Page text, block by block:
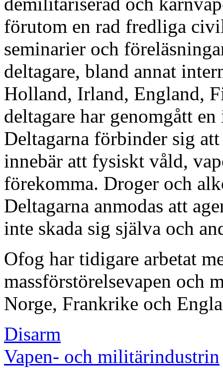
förutom en rad fredliga
seminarier och
deltagare, bland annat
Holland, Irland, England,
deltagare har genomgått
Deltagarna förbinder sig
innebär att fysiskt våld,
förekomma. Droger och
Deltagarna anmodas att
inte skada sig själva och
Ofog har tidigare arbetat
massförstörelsevapen och
Norge, Frankrike och
Disarm
Vapen- och militärindustrin